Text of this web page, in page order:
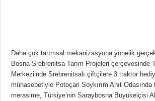
Daha çok tarımsal mekanizasyona yönelik
Bosna-Srebrenitsa Tarım Projeleri çerçevesinde
Merkezi’nde Srebrenitsalı çiftçilere 3 traktör
münasebetiyle Potoçari Soykırım Anıt Odasında
merasime, Türkiye’nin Saraybosna Büyükelçisi